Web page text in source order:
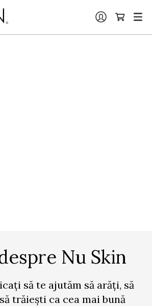
Nu Skin
să te ajutăm să arăți, să
trăiești ca cea mai bună